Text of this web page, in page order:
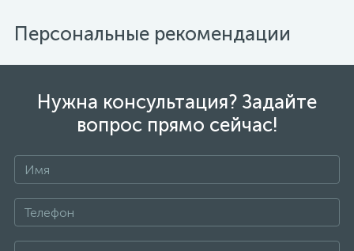
Персональные рекомендации
Нужна консультация? Задайте
вопрос прямо сейчас!